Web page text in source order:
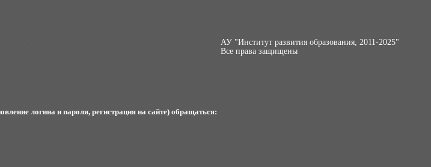
логина и пароля, регистрация на сайте) обращаться:
АУ "Институт развития образования, 2011-2025"
Все права защищены